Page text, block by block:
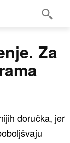
Za
doručka, jer